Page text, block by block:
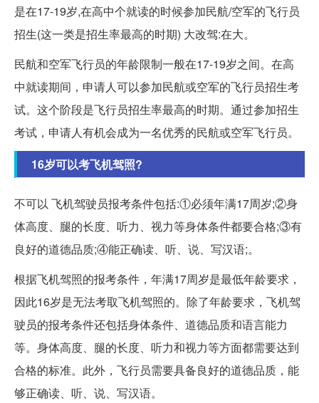
是在17-19岁,在高中个就读的时候参加民航/空军的飞行员
招生(这一类是招生率最高的时期) 大改驾:在大。
民航和空军飞行员的年龄限制一般在17-19岁之间。在高
中就读期间，申请人可以参加民航或空军的飞行员招生考
试。这个阶段是飞行员招生率最高的时期。通过参加招生
考试，申请人有机会成为一名优秀的民航或空军飞行员。
16岁可以考飞机驾照?
不可以 飞机驾驶员报考条件包括:①必须年满17周岁;②身
体高度、腿的长度、听力、视力等身体条件都要合格;③有
良好的道德品质;④能正确读、听、说、写汉语;。
根据飞机驾照的报考条件，年满17周岁是最低年龄要求，
因此16岁是无法考取飞机驾照的。除了年龄要求，飞机驾
驶员的报考条件还包括身体条件、道德品质和语言能力
等。身体高度、腿的长度、听力和视力等方面都需要达到
合格的标准。此外，飞行员需要具备良好的道德品质，能
够正确读、听、说、写汉语。